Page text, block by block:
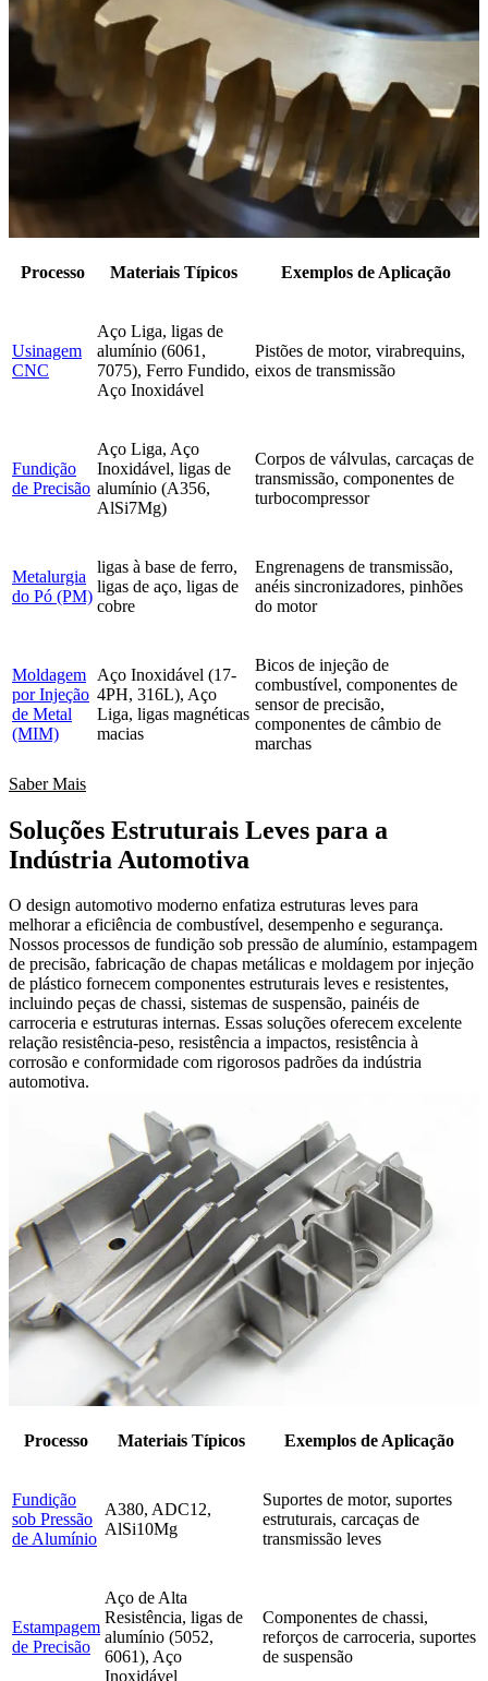
Processo Materiais Típicos Exemplos de Aplicação
Usinagem
CNC
Aço Liga, ligas de
alumínio (6061,
7075), Ferro Fundido,
Aço Inoxidável
Pistões de motor, virabrequins,
eixos de transmissão
Fundição
de Precisão
Aço Liga, Aço
Inoxidável, ligas de
alumínio (A356,
AlSi7Mg)
Corpos de válvulas, carcaças de
transmissão, componentes de
turbocompressor
Metalurgia
do Pó (PM)
ligas à base de ferro,
ligas de aço, ligas de
cobre
Engrenagens de transmissão,
anéis sincronizadores, pinhões
do motor
Moldagem
por Injeção
de Metal
(MIM)
Aço Inoxidável (17-
4PH, 316L), Aço
Liga, ligas magnéticas
macias
Bicos de injeção de
combustível, componentes de
sensor de precisão,
componentes de câmbio de
marchas
Saber Mais
Soluções Estruturais Leves para a
Indústria Automotiva
O design automotivo moderno enfatiza estruturas leves para
melhorar a eficiência de combustível, desempenho e segurança.
Nossos processos de fundição sob pressão de alumínio, estampagem
de precisão, fabricação de chapas metálicas e moldagem por injeção
de plástico fornecem componentes estruturais leves e resistentes,
incluindo peças de chassi, sistemas de suspensão, painéis de
carroceria e estruturas internas. Essas soluções oferecem excelente
relação resistência-peso, resistência a impactos, resistência à
corrosão e conformidade com rigorosos padrões da indústria
automotiva.
Processo Materiais Típicos Exemplos de Aplicação
Fundição
sob Pressão
de Alumínio
A380, ADC12,
AlSi10Mg
Suportes de motor, suportes
estruturais, carcaças de
transmissão leves
Estampagem
de Precisão
Aço de Alta
Resistência, ligas de
alumínio (5052,
6061), Aço
Inoxidável
Componentes de chassi,
reforços de carroceria, suportes
de suspensão